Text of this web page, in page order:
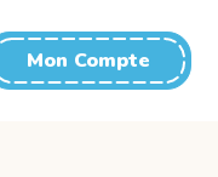
Mon Compte